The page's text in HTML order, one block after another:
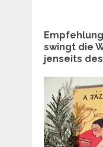
swingt die
jenseits